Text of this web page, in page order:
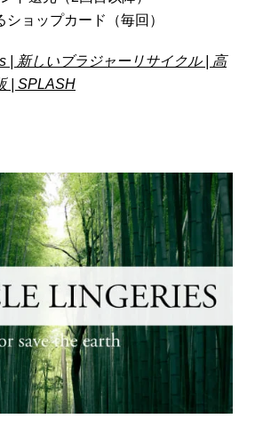
ショップカード（毎回）
| 新しいブラジャーリサイクル | 高
| SPLASH